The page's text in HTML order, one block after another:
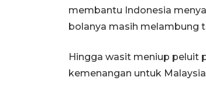
membantu Indonesia
bolanya masih melambung
Hingga wasit meniup peluit
kemenangan untuk